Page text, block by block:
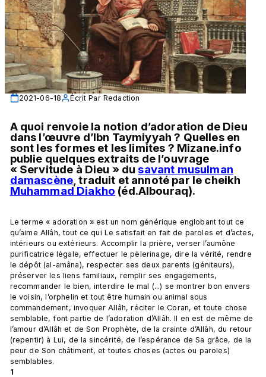
2021-06-18 Écrit Par Redaction
A quoi renvoie la notion d’adoration de Dieu
dans l’œuvre d’Ibn Taymiyyah ? Quelles en
sont les formes et les limites ? Mizane.info
publie quelques extraits de l’ouvrage
« Servitude à Dieu » du savant musulman
damascène
Muhammad Diakho (éd.Albouraq).
Le terme « adoration » est un nom générique englobant tout ce
qu’aime Allâh, tout ce qui Le satisfait en fait de paroles et d’actes,
intérieurs ou extérieurs. Accomplir la prière, verser l’aumône
purificatrice légale, effectuer le pèlerinage, dire la vérité, rendre
le dépôt (al-amâna), respecter ses deux parents (géniteurs),
préserver les liens familiaux, remplir ses engagements,
recommander le bien, interdire le mal (...) se montrer bon envers
le voisin, l’orphelin et tout être humain ou animal sous
commandement, invoquer Allâh, réciter le Coran, et toute chose
semblable, font partie de l’adoration d’Allâh. Il en est de même de
l’amour d’Allâh et de Son Prophète, de la crainte d’Allâh, du retour
(repentir) à Lui, de la sincérité, de l’espérance de Sa grâce, de la
peur de Son châtiment, et toutes choses (actes ou paroles)
semblables.
1